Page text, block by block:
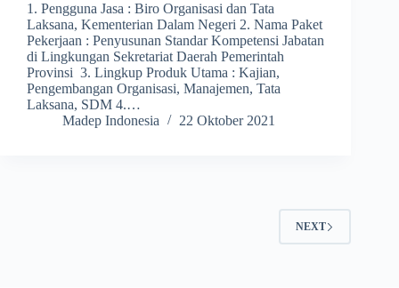
1. Pengguna Jasa : Biro Organisasi dan Tata
Laksana, Kementerian Dalam Negeri 2. Nama Paket
Pekerjaan : Penyusunan Standar Kompetensi Jabatan
di Lingkungan Sekretariat Daerah Pemerintah
Provinsi 3. Lingkup Produk Utama : Kajian,
Pengembangan Organisasi, Manajemen, Tata
Laksana, SDM 4.…
Madep Indonesia
22 Oktober 2021
NEXT